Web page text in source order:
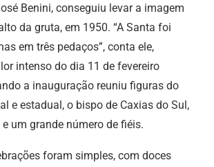
Benini, conseguiu levar a imagem
da gruta, em 1950. “A Santa foi
em três pedaços”, conta ele,
intenso do dia 11 de fevereiro
a inauguração reuniu figuras do
e estadual, o bispo de Caxias do Sul,
um grande número de fiéis.
foram simples, com doces